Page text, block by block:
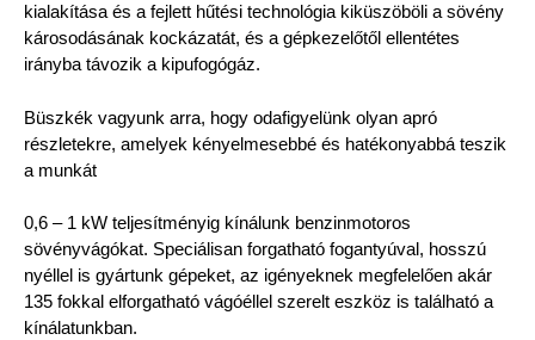
kialakítása és a fejlett hűtési technológia kiküszöböli a sövény
károsodásának kockázatát, és a gépkezelőtől ellentétes
irányba távozik a kipufogógáz.
Büszkék vagyunk arra, hogy odafigyelünk olyan apró
részletekre, amelyek kényelmesebbé és hatékonyabbá teszik
a munkát
0,6 – 1 kW teljesítményig kínálunk benzinmotoros
sövényvágókat. Speciálisan forgatható fogantyúval, hosszú
nyéllel is gyártunk gépeket, az igényeknek megfelelően akár
135 fokkal elforgatható vágóéllel szerelt eszköz is található a
kínálatunkban.